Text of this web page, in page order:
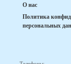
О нас
Политика
персональных